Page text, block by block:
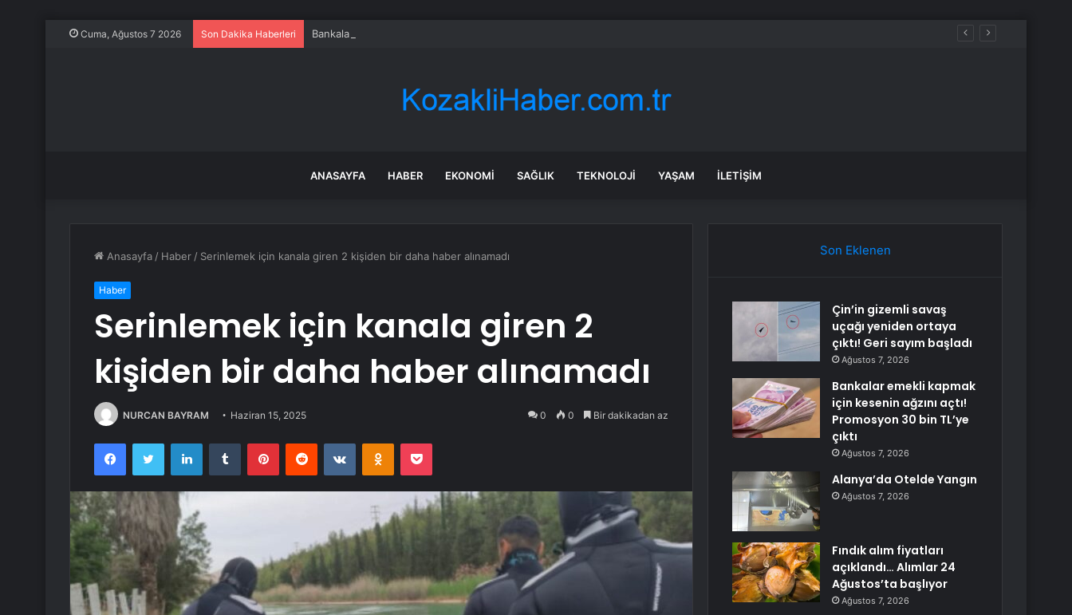
Cuma, Ağustos 7 2026 Son Dakika Haberleri Bankalar emekli kapmak için kesenin ağzını açtı! Promosyon 30 bin TL’ye çıktı
ANASAYFA HABER EKONOMI SAĞLIK TEKNOLOJI YAŞAM İLETIŞIM
Anasayfa / Haber / Serinlemek için kanala giren 2 kişiden bir daha haber alınamadı
Haber
Serinlemek için kanala giren 2
kişiden bir daha haber alınamadı
NURCAN BAYRAM Haziran 15, 2025 0 0 Bir dakikadan az
FacebookTwitter LinkedInTumblr PinterestReddit VKontakteOdnoklassniki
Pocket
Son Eklenen
Çin’in gizemli savaş
uçağı yeniden ortaya
çıktı! Geri sayım başladı
Ağustos 7, 2026
Bankalar emekli kapmak
için kesenin ağzını açtı!
Promosyon 30 bin TL’ye
çıktı
Ağustos 7, 2026
Alanya’da Otelde Yangın
Ağustos 7, 2026
Fındık alım fiyatları
açıklandı… Alımlar 24
Ağustos’ta başlıyor
Ağustos 7, 2026